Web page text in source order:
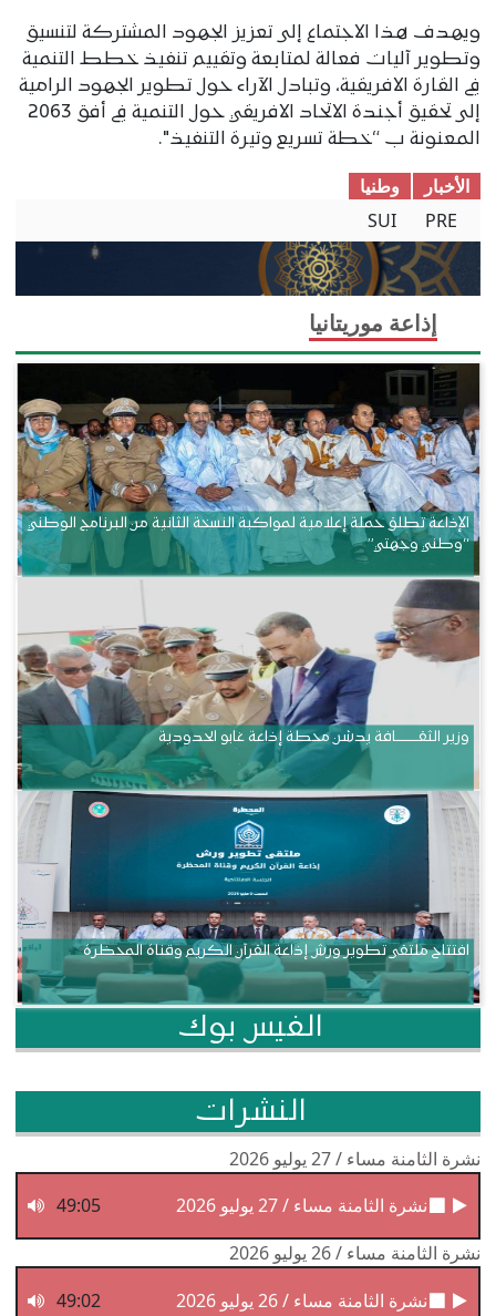
ويهدف هذا الاجتماع إلى تعزيز الجهود المشتركة لتنسيق
وتطوير آليات فعالة لمتابعة وتقييم تنفيذ خطط التنمية
في القارة الافريقية، وتبادل الآراء حول تطوير الجهود الرامية
إلى تحقيق أجندة الاتحاد الافريقي حول التنمية في أفق 2063
المعنونة ب “خطة تسريع وتيرة التنفيذ".
الأخبار
وطنیا
PRE
SUI
إذاعة موريتانيا
الإذاعة تطلق حملة إعلامية لمواكبة النسخة الثانية من البرنامج الوطني
“وطني وجهتي”
وزير الثقــــــــــافة يدشن محطة إذاعة غابو الحدودية
افتتاح ملتقى تطوير ورش إذاعة القرآن الكريم وقناة المحظرة
الفيس بوك
النشرات
نشرة الثامنة مساء / 27 يوليو 2026
نشرة الثامنة مساء / 27 يوليو 2026
49:05
نشرة الثامنة مساء / 26 يوليو 2026
نشرة الثامنة مساء / 26 يوليو 2026
49:02